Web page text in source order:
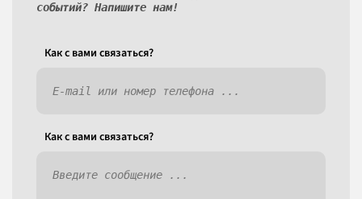
событий? Напишите нам!
Как c вами связаться?
Как c вами связаться?